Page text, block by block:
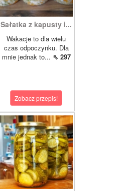
Sałatka z kapusty i...
Wakacje to dla wielu
czas odpoczynku. Dla
mnie jednak to... ⇖ 297
Zobacz przepis!